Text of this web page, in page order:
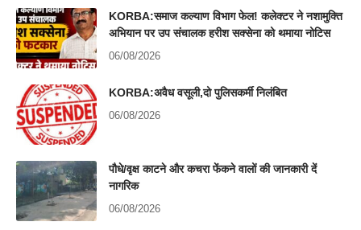
KORBA:समाज कल्याण विभाग फेल! कलेक्टर ने नशामुक्ति
अभियान पर उप संचालक हरीश सक्सेना को थमाया नोटिस
06/08/2026
KORBA:अवैध वसूली,दो पुलिसकर्मी निलंबित
06/08/2026
पौधे/वृक्ष काटने और कचरा फेंकने वालों की जानकारी दें
नागरिक
06/08/2026